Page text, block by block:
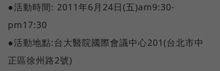
●活動時間: 2011年6月24日(五)am9:30-
pm17:30
●活動地點:台大醫院國際會議中心201(台北市中
正區徐州路2號)